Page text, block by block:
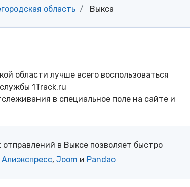
область Выкса
области лучше всего воспользоваться
1Track.ru
в специальное поле на сайте и
отправлений в Выксе позволяет быстро
Алиэкспресс, Joom и Pandao